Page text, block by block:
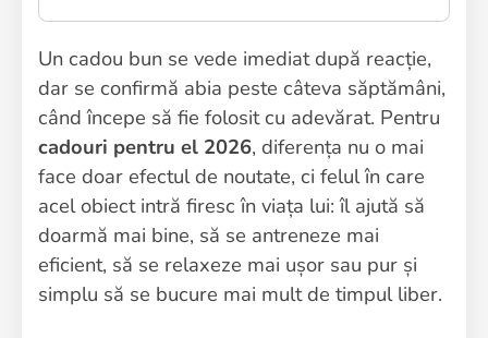
Un cadou bun se vede imediat după reacție,
dar se confirmă abia peste câteva săptămâni,
când începe să fie folosit cu adevărat. Pentru
cadouri pentru el 2026, diferența nu o mai
face doar efectul de noutate, ci felul în care
acel obiect intră firesc în viața lui: îl ajută să
doarmă mai bine, să se antreneze mai
eficient, să se relaxeze mai ușor sau pur și
simplu să se bucure mai mult de timpul liber.